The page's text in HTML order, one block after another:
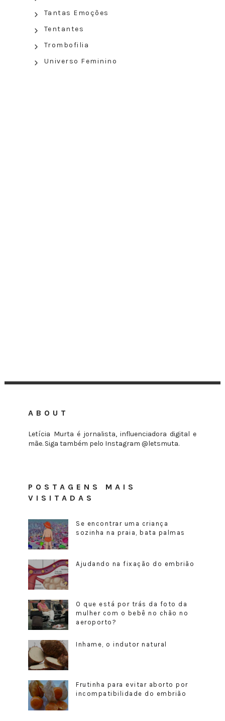
Tantas Emoções
Tentantes
Trombofilia
Universo Feminino
ABOUT
Letícia Murta é jornalista, influenciadora digital e
mãe. Siga também pelo Instagram @letsmuta.
POSTAGENS MAIS
VISITADAS
Se encontrar uma criança
sozinha na praia, bata palmas
Ajudando na fixação do embrião
O que está por trás da foto da
mulher com o bebê no chão no
aeroporto?
Inhame, o indutor natural
Frutinha para evitar aborto por
incompatibilidade do embrião